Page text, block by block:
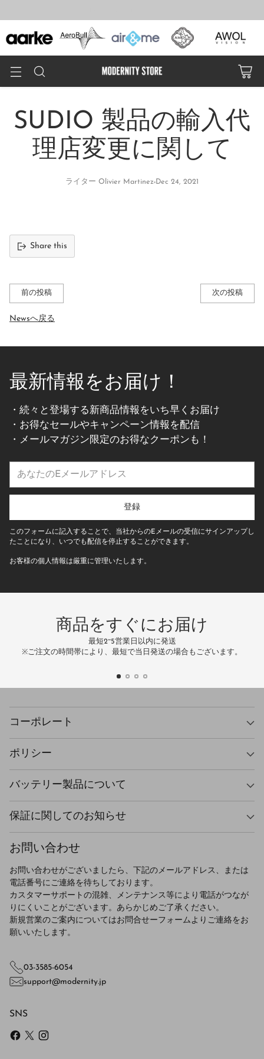
SUDIO 製品の輸入代
理店変更に関して
ライター Olivier Martinez Dec 24, 2021
Share this
前の投稿 次の投稿
Newsへ戻る
最新情報をお届け！
・続々と登場する新商品情報をいち早くお届け
・お得なセールやキャンペーン情報を配信
・メールマガジン限定のお得なクーポンも！
メ
ー
ア
レ
登録
このフォームに記入することで、当社からのEメールの受信にサインアップし
たことになり、いつでも配信を停止することができます。
お客様の個人情報は厳重に管理いたします。
商品をすぐにお届け
最短2~5営業日以内に発送
※ご注文の時間帯により、最短で当日発送の場合もございます。
コーポレート
ポリシー
バッテリー製品について
保証に関してのお知らせ
お問い合わせ
お問い合わせがございましたら、下記のメールアドレス、または
電話番号にご連絡を待ちしております。
カスタマーサポートの混雑、メンテナンス等により電話がつなが
りにくいことがございます。あらかじめご了承ください。
新規営業のご案内についてはお問合せーフォームよりご連絡をお
願いいたします。
03-3585-6054
support@modernity.jp
SNS